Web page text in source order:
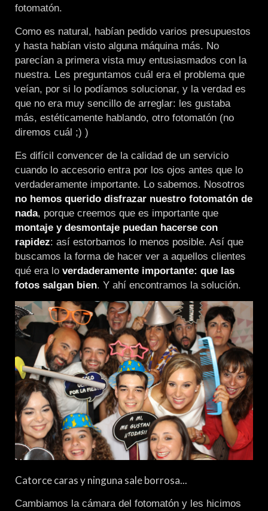
fotomatón.
Como es natural, habían pedido varios presupuestos
y hasta habían visto alguna máquina más. No
parecían a primera vista muy entusiasmados con la
nuestra. Les preguntamos cuál era el problema que
veían, por si lo podíamos solucionar, y la verdad es
que no era muy sencillo de arreglar: les gustaba
más, estéticamente hablando, otro fotomatón (no
diremos cuál ;) )
Es difícil convencer de la calidad de un servicio
cuando lo accesorio entra por los ojos antes que lo
verdaderamente importante. Lo sabemos. Nosotros
no hemos querido disfrazar nuestro fotomatón de
nada, porque creemos que es importante que
montaje y desmontaje puedan hacerse con
rapidez: así estorbamos lo menos posible. Así que
buscamos la forma de hacer ver a aquellos clientes
qué era lo verdaderamente importante: que las
fotos salgan bien. Y ahí encontramos la solución.
Catorce caras y ninguna sale borrosa...
Cambiamos la cámara del fotomatón y les hicimos